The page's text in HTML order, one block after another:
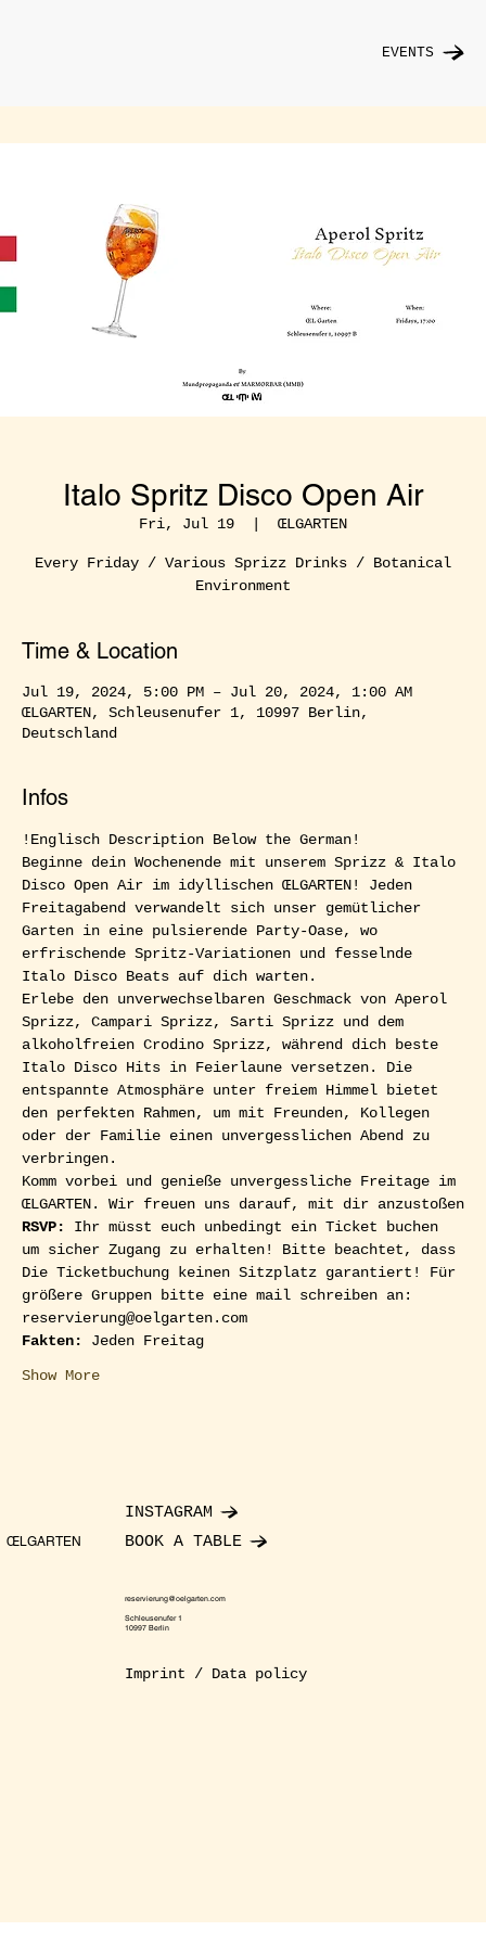
EVENTS
Italo Spritz Disco Open Air
Fri, Jul 19
  |
ŒLGARTEN
Every Friday / Various Sprizz Drinks / Botanical
Environment
Time & Location
Jul 19, 2024, 5:00 PM – Jul 20, 2024, 1:00 AM
ŒLGARTEN, Schleusenufer 1, 10997 Berlin,
Deutschland
Infos
!Englisch Description Below the German!
Beginne dein Wochenende mit unserem Sprizz & Italo
Disco Open Air im idyllischen ŒLGARTEN! Jeden
Freitagabend verwandelt sich unser gemütlicher
Garten in eine pulsierende Party-Oase, wo
erfrischende Spritz-Variationen und fesselnde
Italo Disco Beats auf dich warten.
Erlebe den unverwechselbaren Geschmack von Aperol
Sprizz, Campari Sprizz, Sarti Sprizz und dem
alkoholfreien Crodino Sprizz, während dich beste
Italo Disco Hits in Feierlaune versetzen. Die
entspannte Atmosphäre unter freiem Himmel bietet
den perfekten Rahmen, um mit Freunden, Kollegen
oder der Familie einen unvergesslichen Abend zu
verbringen.
Komm vorbei und genieße unvergessliche Freitage im
ŒLGARTEN. Wir freuen uns darauf, mit dir anzustoßen
RSVP: Ihr müsst euch unbedingt ein Ticket buchen
um sicher Zugang zu erhalten! Bitte beachtet, dass
Die Ticketbuchung keinen Sitzplatz garantiert! Für
größere Gruppen bitte eine mail schreiben an:
reservierung@oelgarten.com
Fakten:
Jeden Freitag
Show More
ŒLGARTEN
INSTAGRAM
BOOK A TABLE
reservierung@oelgarten.com
Schleusenufer 1
10997 Berlin
Imprint / Data policy